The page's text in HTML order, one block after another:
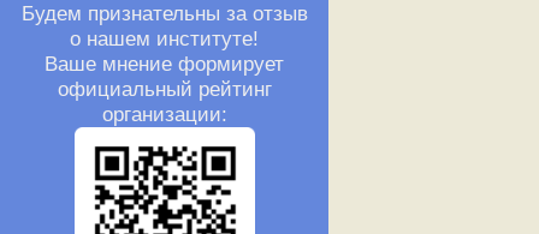
Будем признательны за отзыв
о нашем институте!
Ваше мнение формирует
официальный рейтинг
организации: